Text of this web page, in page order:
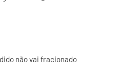
não vai fracionado